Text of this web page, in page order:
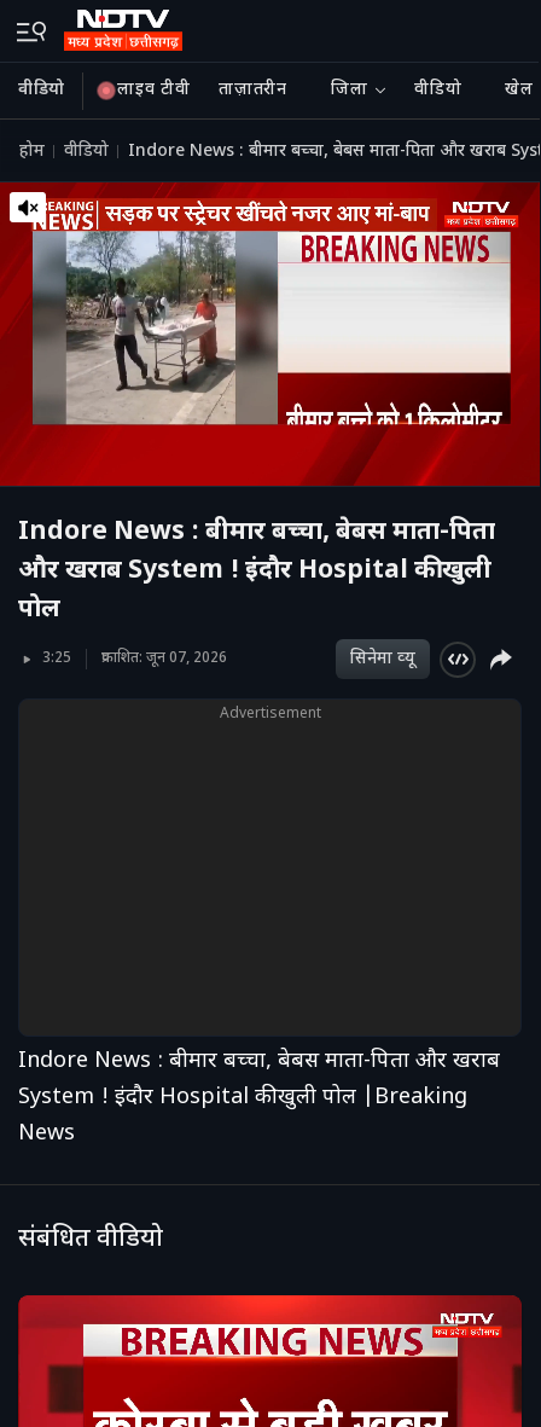
वीडियो लाइव टीवी ताज़ातरीन जिला वीडियो खेल
होम वीडियो Indore News : बीमार बच्चा, बेबस माता-पिता और खराब
Indore News : बीमार बच्चा, बेबस माता-पिता
और खराब System ! इंदौर Hospital की खुली
पोल
3:25 प्रकाशित: जून 07, 2026 सिनेमा व्‍यू
Advertisement
Indore News : बीमार बच्चा, बेबस माता-पिता और खराब
System ! इंदौर Hospital की खुली पोल |Breaking
News
संबंधित वीडियो